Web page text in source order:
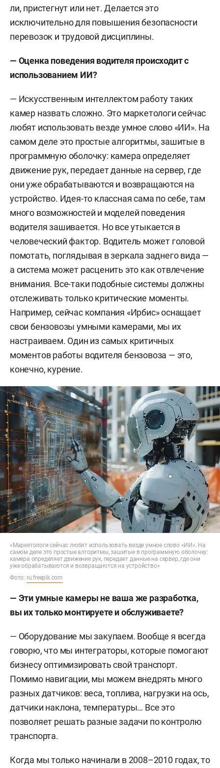
ли, пристегнут или нет. Делается это
исключительно для повышения безопасности
перевозок и трудовой дисциплины.
— Оценка поведения водителя происходит с
использованием ИИ?
— Искусственным интеллектом работу таких
камер назвать сложно. Это маркетологи сейчас
любят использовать везде умное слово «ИИ». На
самом деле это простые алгоритмы, зашитые в
программную оболочку: камера определяет
движение рук, передает данные на сервер, где
они уже обрабатываются и возвращаются на
устройство. Идея-то классная сама по себе, там
много возможностей и моделей поведения
водителя зашивается. Но все утыкается в
человеческий фактор. Водитель может головой
помотать, поглядывая в зеркала заднего вида —
а система может расценить это как отвлечение
внимания. Все-таки подобные системы должны
отслеживать только критические моменты.
Например, сейчас компания «Ирбис» оснащает
свои бензовозы умными камерами, мы их
настраиваем. Один из самых критичных
моментов работы водителя бензовоза — это,
конечно, курение.
«Маркетологи сейчас любят использовать везде умное слово «ИИ». На
самом деле это простые алгоритмы, зашитые в программную оболочку:
камера определяет движение рук, передает данные на сервер, где они
уже обрабатываются и возвращаются на устройство»
Фото: ru.freepik.com
— Эти умные камеры не ваша же разработка,
вы их только монтируете и обслуживаете?
— Оборудование мы закупаем. Вообще я всегда
говорю, что мы интеграторы, которые помогают
бизнесу оптимизировать свой транспорт.
Помимо навигации, мы можем внедрять много
разных датчиков: веса, топлива, нагрузки на ось,
датчики наклона, температуры… Все это
позволяет решать разные задачи по контролю
транспорта.
Когда мы только начинали в 2008–2010 годах, то